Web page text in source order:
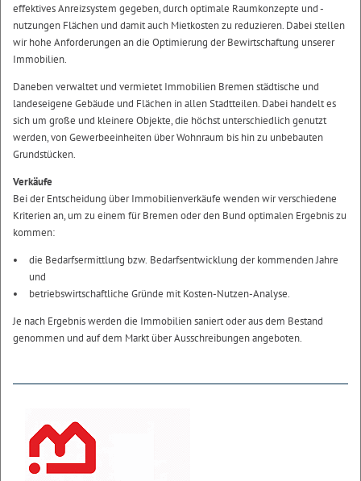
effektives Anreizsystem gegeben, durch optimale Raumkonzepte und -
nutzungen Flächen und damit auch Mietkosten zu reduzieren. Dabei stellen
wir hohe Anforderungen an die Optimierung der Bewirtschaftung unserer
Immobilien.
Daneben verwaltet und vermietet Immobilien Bremen städtische und
landeseigene Gebäude und Flächen in allen Stadtteilen. Dabei handelt es
sich um große und kleinere Objekte, die höchst unterschiedlich genutzt
werden, von Gewerbeeinheiten über Wohnraum bis hin zu unbebauten
Grundstücken.
Verkäufe
Bei der Entscheidung über Immobilienverkäufe wenden wir verschiedene
Kriterien an, um zu einem für Bremen oder den Bund optimalen Ergebnis zu
kommen:
die Bedarfsermittlung bzw. Bedarfsentwicklung der kommenden Jahre
und
betriebswirtschaftliche Gründe mit Kosten-Nutzen-Analyse.
Je nach Ergebnis werden die Immobilien saniert oder aus dem Bestand
genommen und auf dem Markt über Ausschreibungen angeboten.